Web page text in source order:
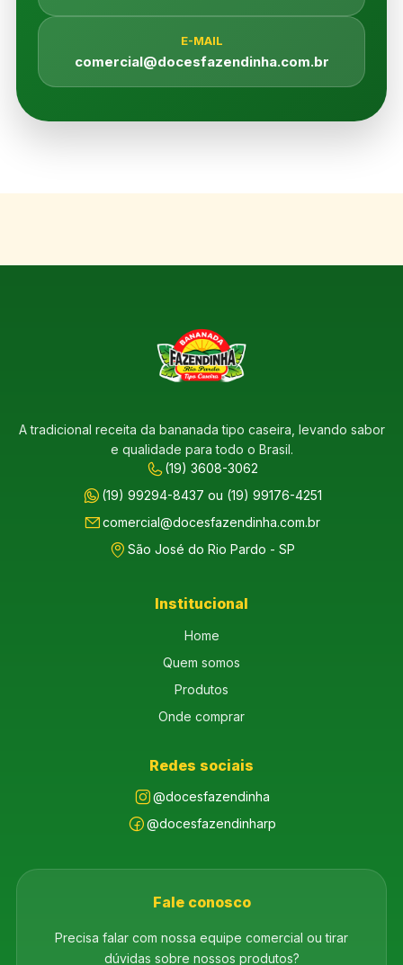
E-MAIL
comercial@docesfazendinha.com.br
A tradicional receita da bananada tipo caseira, levando sabor
e qualidade para todo o Brasil.
(19) 3608-3062
(19) 99294-8437 ou (19) 99176-4251
comercial@docesfazendinha.com.br
São José do Rio Pardo - SP
Institucional
Home
Quem somos
Produtos
Onde comprar
Redes sociais
@docesfazendinha
@docesfazendinharp
Fale conosco
Precisa falar com nossa equipe comercial ou tirar
dúvidas sobre nossos produtos?